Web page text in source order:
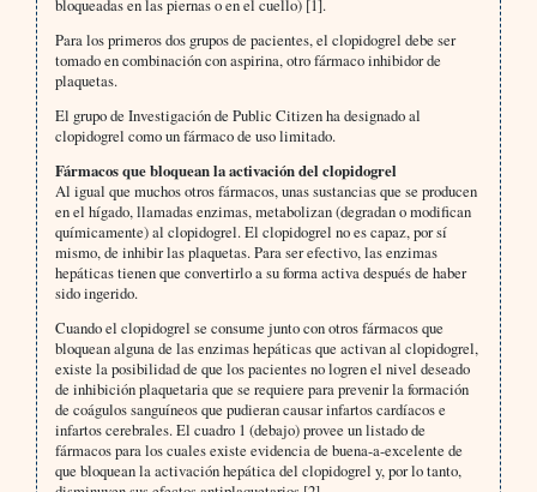
bloqueadas en las piernas o en el cuello) [1].
Para los primeros dos grupos de pacientes, el clopidogrel debe ser
tomado en combinación con aspirina, otro fármaco inhibidor de
plaquetas.
El grupo de Investigación de Public Citizen ha designado al
clopidogrel como un fármaco de uso limitado.
Fármacos que bloquean la activación del clopidogrel
Al igual que muchos otros fármacos, unas sustancias que se producen
en el hígado, llamadas enzimas, metabolizan (degradan o modifican
químicamente) al clopidogrel. El clopidogrel no es capaz, por sí
mismo, de inhibir las plaquetas. Para ser efectivo, las enzimas
hepáticas tienen que convertirlo a su forma activa después de haber
sido ingerido.
Cuando el clopidogrel se consume junto con otros fármacos que
bloquean alguna de las enzimas hepáticas que activan al clopidogrel,
existe la posibilidad de que los pacientes no logren el nivel deseado
de inhibición plaquetaria que se requiere para prevenir la formación
de coágulos sanguíneos que pudieran causar infartos cardíacos e
infartos cerebrales. El cuadro 1 (debajo) provee un listado de
fármacos para los cuales existe evidencia de buena-a-excelente de
que bloquean la activación hepática del clopidogrel y, por lo tanto,